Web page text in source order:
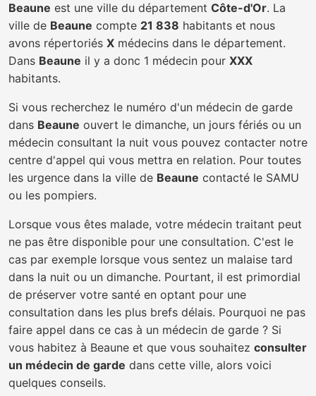
Beaune est une ville du département Côte-d'Or. La
ville de Beaune compte 21 838 habitants et nous
avons répertoriés X médecins dans le département.
Dans Beaune il y a donc 1 médecin pour XXX
habitants.
Si vous recherchez le numéro d'un médecin de garde
dans Beaune ouvert le dimanche, un jours fériés ou un
médecin consultant la nuit vous pouvez contacter notre
centre d'appel qui vous mettra en relation. Pour toutes
les urgence dans la ville de Beaune contacté le SAMU
ou les pompiers.
Lorsque vous êtes malade, votre médecin traitant peut
ne pas être disponible pour une consultation. C'est le
cas par exemple lorsque vous sentez un malaise tard
dans la nuit ou un dimanche. Pourtant, il est primordial
de préserver votre santé en optant pour une
consultation dans les plus brefs délais. Pourquoi ne pas
faire appel dans ce cas à un médecin de garde ? Si
vous habitez à Beaune et que vous souhaitez consulter
un médecin de garde dans cette ville, alors voici
quelques conseils.